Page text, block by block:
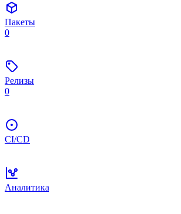
Пакеты
0
Релизы
0
CI/CD
Аналитика